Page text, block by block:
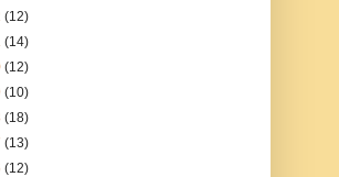
(12)
(14)
(12)
(10)
(18)
(13)
(12)